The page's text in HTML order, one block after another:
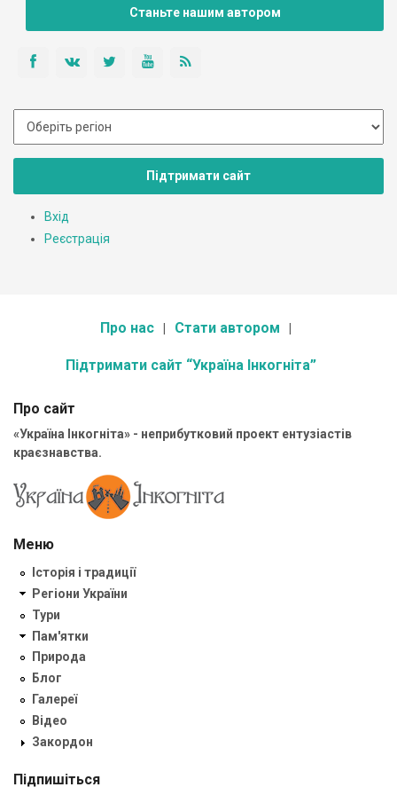
Станьте нашим автором
Підтримати сайт
Вхід
Реєстрація
Про нас Стати автором
Підтримати сайт “Україна Інкогніта”
Про сайт
«Україна Інкогніта» - неприбутковий проект ентузіастів
краєзнавства.
Меню
Історія і традиції
Регіони України
Тури
Пам'ятки
Природа
Блог
Галереї
Відео
Закордон
Підпишіться